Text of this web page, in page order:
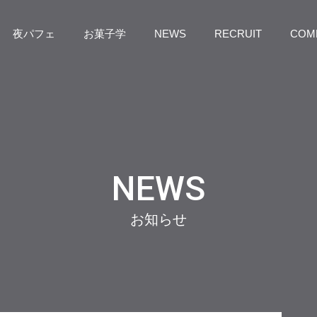
夜パフェ お菓子学 NEWS RECRUIT
NEWS
お知らせ